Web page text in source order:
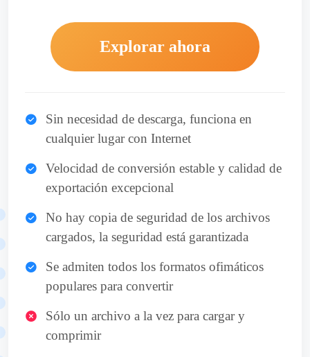
Explorar ahora
Sin necesidad de descarga, funciona en
cualquier lugar con Internet
Velocidad de conversión estable y calidad de
exportación excepcional
No hay copia de seguridad de los archivos
cargados, la seguridad está garantizada
Se admiten todos los formatos ofimáticos
populares para convertir
Sólo un archivo a la vez para cargar y
comprimir